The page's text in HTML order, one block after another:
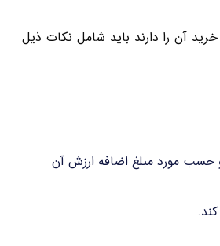
خرید آن را دارند باید شامل نکات ذیل
حسب مورد مبلغ اضافه ارزش آن